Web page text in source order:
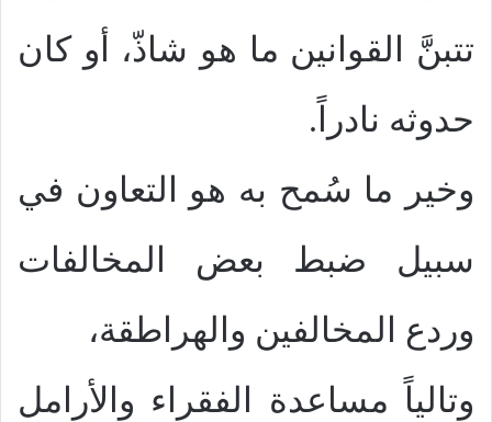
تتبنَّ القوانين ما هو شاذّ، أو كان
حدوثه نادراً.
وخير ما سُمح به هو التعاون في
سبيل ضبط بعض المخالفات
وردع المخالفين والهراطقة،
وتالياً مساعدة الفقراء والأرامل